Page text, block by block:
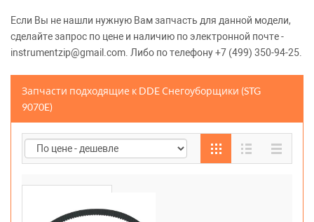
Если Вы не нашли нужную Вам запчасть для данной модели,
сделайте запрос по цене и наличию по электронной почте -
instrumentzip@gmail.com. Либо по телефону +7 (499) 350-94-25.
Запчасти подходящие к DDE Снегоуборщики (STG
9070E)